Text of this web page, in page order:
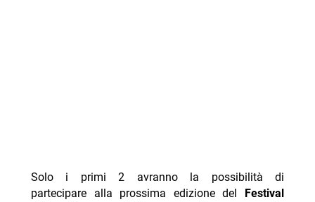
Solo i primi 2 avranno la possibilità di
partecipare alla prossima edizione del
Festival